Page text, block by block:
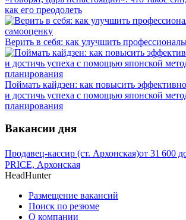
как его преодолеть
Верить в себя: как улучшить
Поймать кайдзен: как повысить
и достичь успеха с помощью японской
планирования
Вакансии дня
Продавец-кассир (ст. Архонская)от 31 600
PRICE, Архонская
HeadHunter
Размещение вакансий
Поиск по резюме
О компании